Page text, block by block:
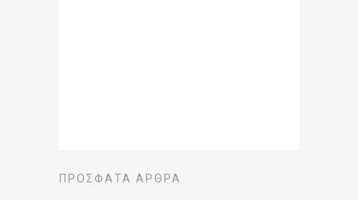
ΠΡΌΣΦΑΤΑ ΆΡΘΡΑ